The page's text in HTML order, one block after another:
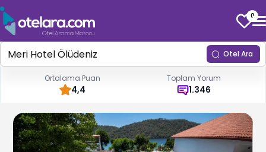
0
Otel Ara
Ortalama Puan
4,4
Toplam Yorum
1.346